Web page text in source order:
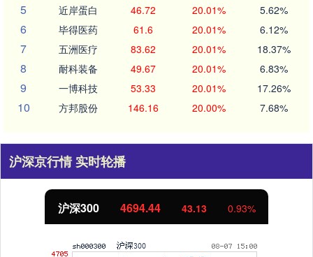
5 近岸蛋白 46.72 20.01% 5.62%
6 毕得医药 61.6 20.01% 6.12%
7 五洲医疗 83.62 20.01% 18.37%
8 耐科装备 49.67 20.01% 6.83%
9 一博科技 53.33 20.01% 17.26%
10 方邦股份 146.16 20.00% 7.68%
沪深京行情 实时轮播
沪深300 4694.44 43.13 0.93%